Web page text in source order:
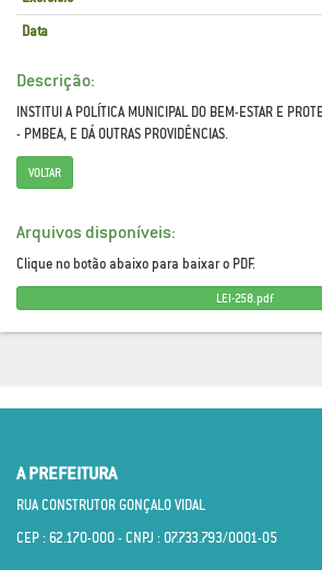
Data
Descrição:
INSTITUI A POLÍTICA MUNICIPAL DO BEM-ESTAR E
- PMBEA, E DÁ OUTRAS PROVIDÊNCIAS.
VOLTAR
Arquivos disponíveis:
Clique no botão abaixo para baixar o PDF.
LEI-258.pdf
A PREFEITURA
RUA CONSTRUTOR GONÇALO VIDAL
CEP : 62.170­-000 - CNPJ : 07.733.793/0001­-05